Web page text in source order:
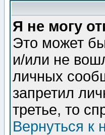
Я не могу
Это может
и/или не
личных
запретил
третье, то
Вернуться к